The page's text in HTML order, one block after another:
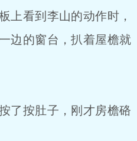
上看到李山的动作时，
边的窗台，扒着屋檐就
按肚子，刚才房檐硌